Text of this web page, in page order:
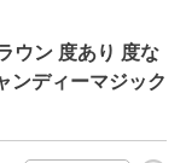
ウン 度あり 度な
ンディーマジック